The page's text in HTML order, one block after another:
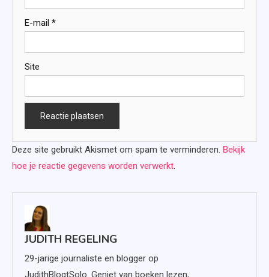
E-mail *
Site
Deze site gebruikt Akismet om spam te verminderen. Bekijk
hoe je reactie gegevens worden verwerkt.
JUDITH REGELING
29-jarige journaliste en blogger op
JudithBlogtSolo. Geniet van boeken lezen,